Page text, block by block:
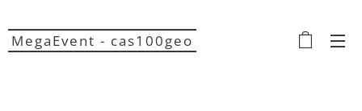
MegaEvent - cas100geo